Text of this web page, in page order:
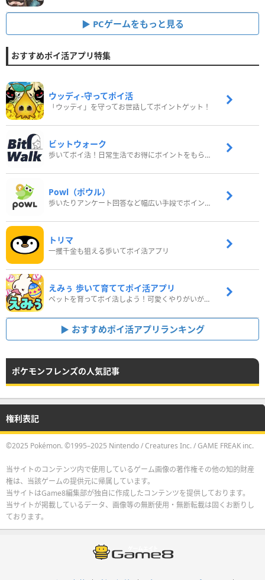
PCゲームをもっと見る
おすすめポイ活アプリ特集
ウッディ‐守ってポイ活
「ウッディ」を守ってお世話してポイントゲット！
ビットウォーク
歩いてポイ活！日常生活でお得にポイントをもらおう
Powl（ポウル）
歩いたりアンケート回答など幅広い手段でポイントをゲット
トリマ
一攫千金も狙える歩いてポイ活アプリ
えみぅ 歩いて育ててポイ活アプリ
ペットを育ってポイ活しよう！可愛くやりがいがある新感覚アプリ
おすすめポイ活アプリランキング
ポケモンフレンズの人気記事
権利表記
©2025 Pokémon. ©1995–2025 Nintendo / Creatures Inc. / GAME FREAK inc.
当サイトのコンテンツ内で使用しているゲーム画像の著作権その他の知的財産
権は、当該ゲームの提供元に帰属しています。
当サイトはGame8編集部が独自に作成したコンテンツを提供しております。
当サイトが掲載しているデータ、画像等の無断使用・無断転載は固くお断りし
ております。